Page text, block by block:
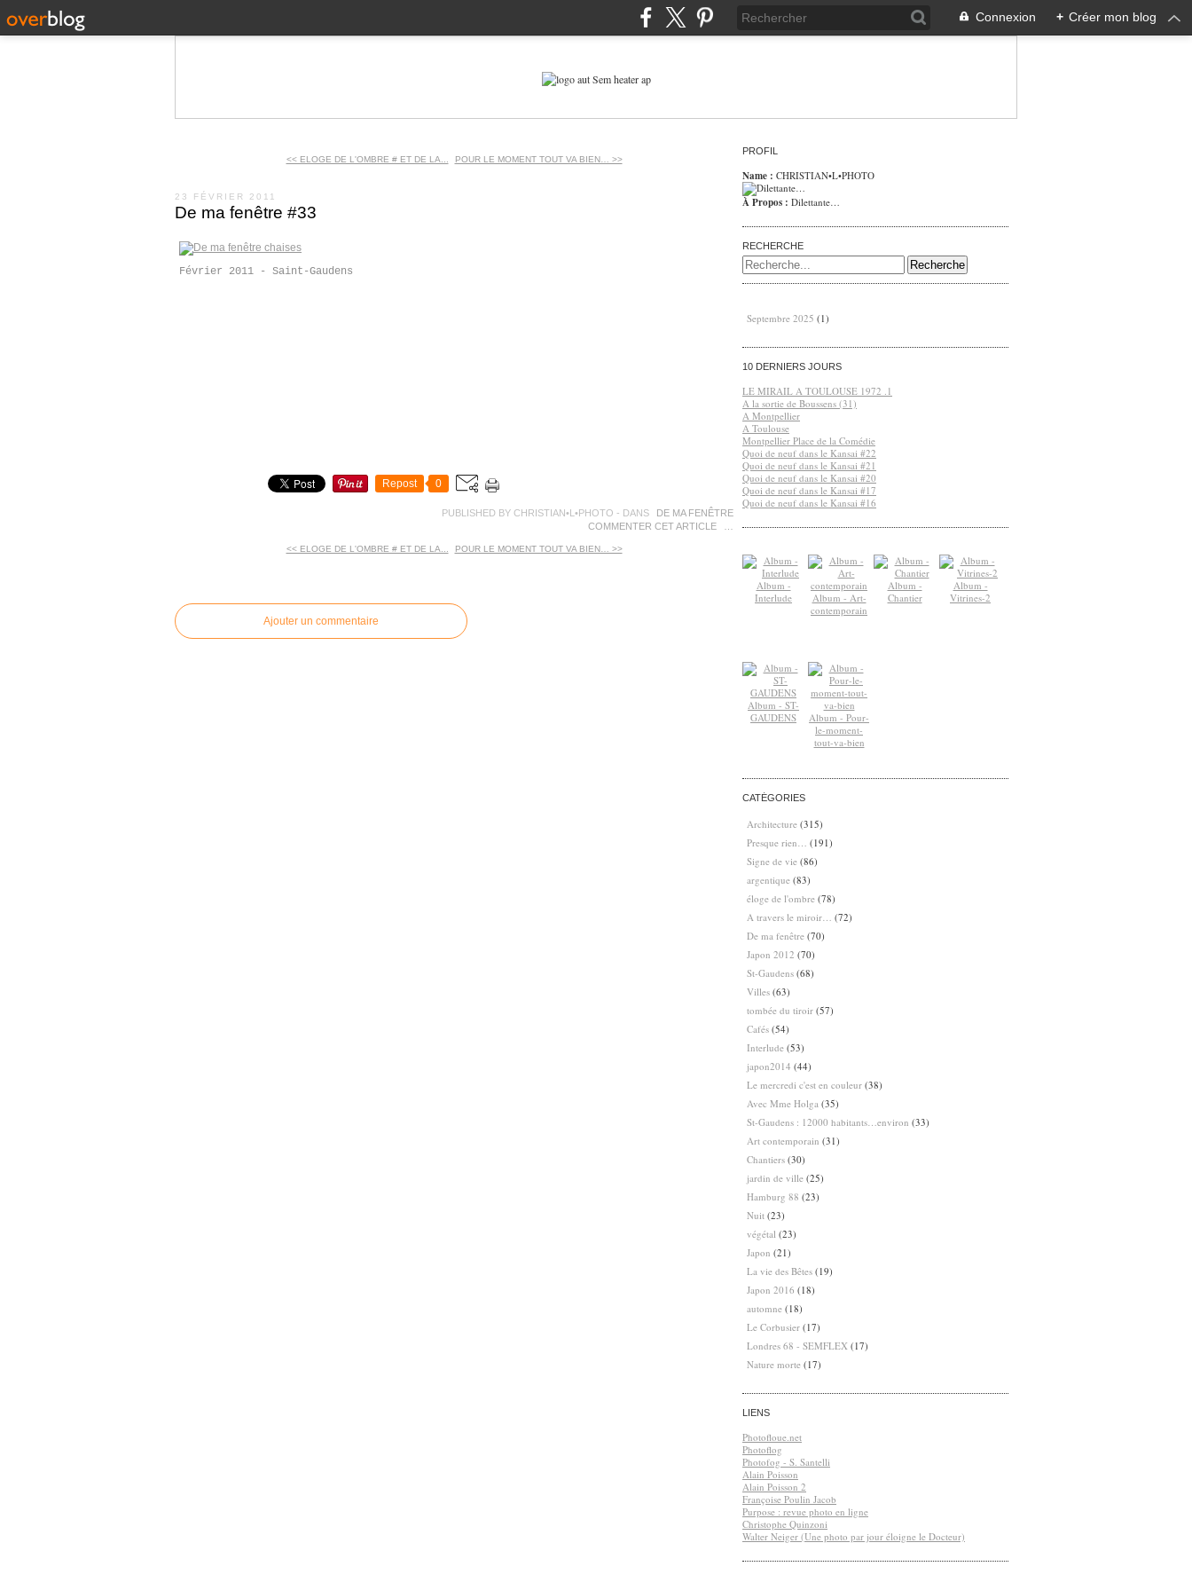
Connexion + Créer mon blog
<< ELOGE DE L'OMBRE # ET DE LA... POUR LE MOMENT TOUT VA BIEN… >>
23 FÉVRIER 2011
De ma fenêtre #33
Février 2011 - Saint-Gaudens
Repost 0
PUBLISHED BY CHRISTIAN•L•PHOTO - DANS
DE MA FENÊTRE
COMMENTER CET ARTICLE
<< ELOGE DE L'OMBRE # ET DE LA... POUR LE MOMENT TOUT VA BIEN… >>
Ajouter un commentaire
PROFIL
Name : CHRISTIAN•L•PHOTO
À Propos : Dilettante…
RECHERCHE
Septembre 2025 (1)
10 DERNIERS JOURS
LE MIRAIL A TOULOUSE 1972 .1
A la sortie de Boussens (31)
A Montpellier
A Toulouse
Montpellier Place de la Comédie
Quoi de neuf dans le Kansai #22
Quoi de neuf dans le Kansai #21
Quoi de neuf dans le Kansai #20
Quoi de neuf dans le Kansai #17
Quoi de neuf dans le Kansai #16
Album -
Interlude
Album - Art-
contemporain
Album -
Chantier
Album -
Vitrines-2
Album - ST-
GAUDENS
Album - Pour-
le-moment-
tout-va-bien
CATÉGORIES
Architecture (315)
Presque rien…
(191)
Signe de vie (86)
argentique (83)
éloge de l'ombre (78)
A travers le miroir…
(72)
De ma fenêtre (70)
Japon 2012 (70)
St-Gaudens (68)
Villes (63)
tombée du tiroir (57)
Cafés (54)
Interlude (53)
japon2014 (44)
Le mercredi c'est en couleur (38)
Avec Mme Holga (35)
St-Gaudens : 12000 habitants…environ (33)
Art contemporain (31)
Chantiers (30)
jardin de ville (25)
Hamburg 88 (23)
Nuit (23)
végétal (23)
Japon (21)
La vie des Bêtes (19)
Japon 2016 (18)
automne (18)
Le Corbusier (17)
Londres 68 - SEMFLEX (17)
Nature morte (17)
LIENS
Photofloue.net
Photoflog
Photofog - S. Santelli
Alain Poisson
Alain Poisson 2
Françoise Poulin Jacob
Purpose : revue photo en ligne
Christophe Quinzoni
Walter Neiger (Une photo par jour éloigne le Docteur)